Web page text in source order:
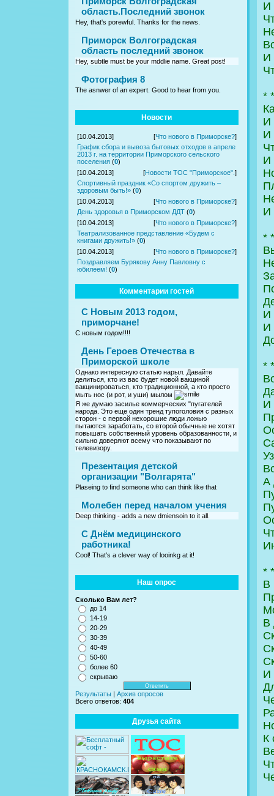
область.Последний звонок
Hey, that's porewful. Thanks for the news.
Приморск Волгоградская
область последний звонок
Hey, subtle must be your mddlie name. Great post!
Фотография 8
The asnwer of an expert. Good to hear from you.
Новости
[10.04.2013] [Что нового в Приморске?]
График сбора и вывоза бытовых отходов в апреле
2013 г. на территории Приморского сельского
поселения (0)
[10.04.2013]
[Новости ТОС "Приморское". ]
Спортивный праздник «Со спортом дружить –
здоровым быть!» (0)
[10.04.2013]
[Что нового в Приморске?]
День здоровья в Приморском ДДТ (0)
[10.04.2013]
[Что нового в Приморске?]
Театрализованное представление «Будем с
книгами дружить!» (0)
[10.04.2013]
[Что нового в Приморске?]
Поздравляем Бурякову Анну Павловну с
юбилеем! (0)
Комментарии гостей
С Новым 2013 годом,
приморчане!
С новым годом!!!!
День Героев Отечества в
Приморской школе
Однако интересную статью нарыл. Давайте
делиться, кто из вас будет новой вакциной
вакцинироваться, кто традиционной, а кто просто
мыть нос (и рот, и уши) мылом
Я же думаю засилье коммерческих "пугателей
народа. Это еще один тренд тупоголовия с разных
сторон - с первой нехорошие люди ложью
пытаются заработать, со второй обычные не хотят
повышать собственный уровень образованности, и
сильно доверяют всему что показывают по
телевизору.
Презентация детской
организации "Волгарята"
Plaseing to find someone who can think like that
Молебен перед началом учения
Deep thinking - adds a new dmiensoin to it all.
C Днём медицинского
работника!
Cool! That's a clever way of looinkg at it!
Наш опрос
Сколько Вам лет?
до 14
14-19
20-29
30-39
40-49
50-60
более 60
скрываю
Результаты
Архив опросов
Всего ответов: 404
Друзья сайта
И
И
*
И
И
И
И
*
И
И
*
И
А
*
В
В
И
К